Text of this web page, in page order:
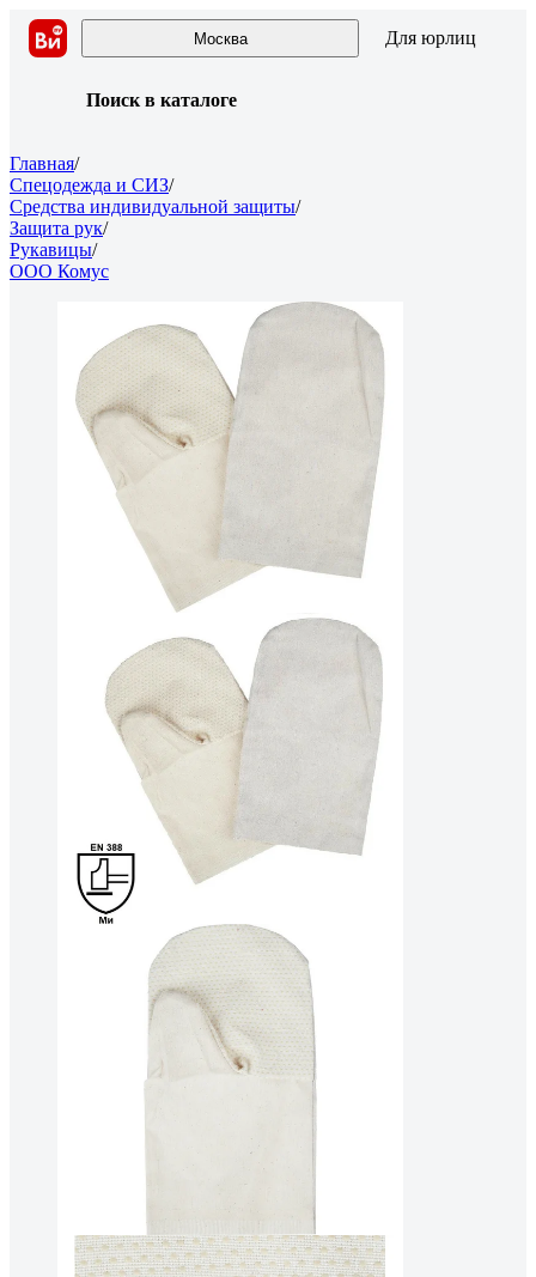
Москва Для юрлиц
Поиск в каталоге
Главная/
Спецодежда и СИЗ/
Средства индивидуальной защиты/
Защита рук/
Рукавицы/
ООО Комус